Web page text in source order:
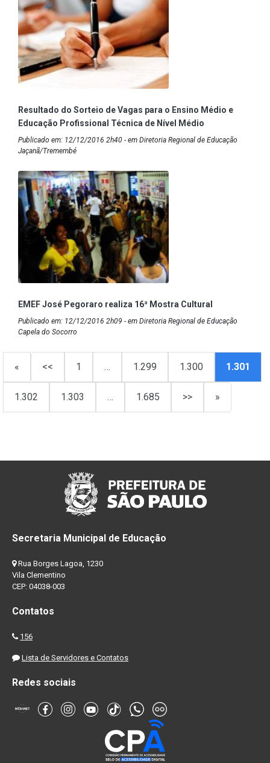
Resultado do Sorteio de Vagas para o Ensino Médio e
Educação Profissional Técnica de Nível Médio
Publicado em: 12/12/2016 2h40 - em Diretoria Regional de Educação
Jaçanã/Tremembé
EMEF José Pegoraro realiza 16ª Mostra Cultural
Publicado em: 12/12/2016 2h09 - em Diretoria Regional de Educação
Capela do Socorro
« << 1 … 1.299 1.300 1.301
1.302 1.303 … 1.685 >> »
Secretaria Municipal de Educação
Rua Borges Lagoa, 1230
Vila Clementino
CEP: 04038-003
Contatos
156
Lista de Servidores e Contatos
Redes sociais